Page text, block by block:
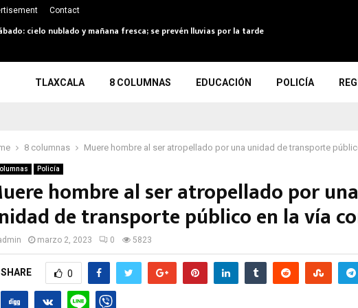
Contact
cielo nublado y mañana fresca; se prevén lluvias por la tarde
TLAXCALA 8 COLUMNAS EDUCACIÓN POLICÍA
8 columnas Muere hombre al ser atropellado por una unidad de transporte
Policía
hombre al ser atropellado por una
de transporte público en la vía
marzo 2, 2023 0 5823
SHARE 0